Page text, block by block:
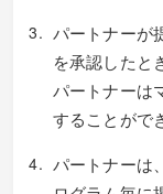
パートナーが
を承認したと
パートナーは
することがで
パートナーは